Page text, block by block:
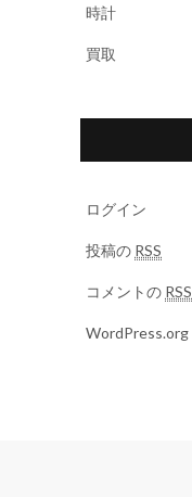
時計
買取
ログイン
投稿の RSS
コメントの RSS
WordPress.org